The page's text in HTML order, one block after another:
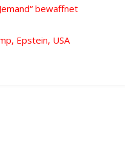
bewaffnet
Epstein, USA